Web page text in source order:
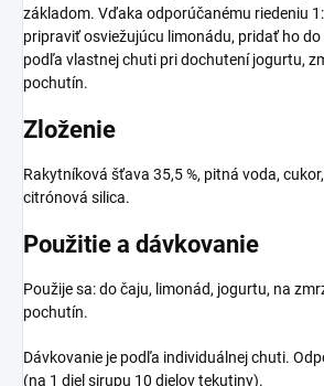
základom. Vďaka odporúčanému riedeniu
pripraviť osviežujúcu limonádu, pridať ho
podľa vlastnej chuti pri dochutení jogurtu,
pochutín.
Zloženie
Rakytníková šťava 35,5 %, pitná voda,
citrónová silica.
Použitie a dávkovanie
Použije sa: do čaju, limonád, jogurtu, na
pochutín.
Dávkovanie je podľa individuálnej chuti.
(na 1 diel sirupu 10 dielov tekutiny).